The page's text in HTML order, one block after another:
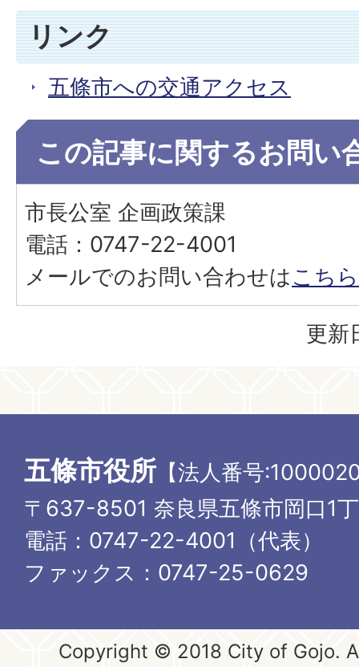
リンク
五條市への交通アクセス
この記事に関するお問い
市長公室 企画政策課
電話：0747-22-4001
メールでのお問い合わせはこちら
更新
五條市役所 【法人番号
〒637-8501 奈良県五條市岡口1
電話：0747-22-4001（代表）
ファックス：0747-25-0629
Copyright © 2018 City of Gojo.